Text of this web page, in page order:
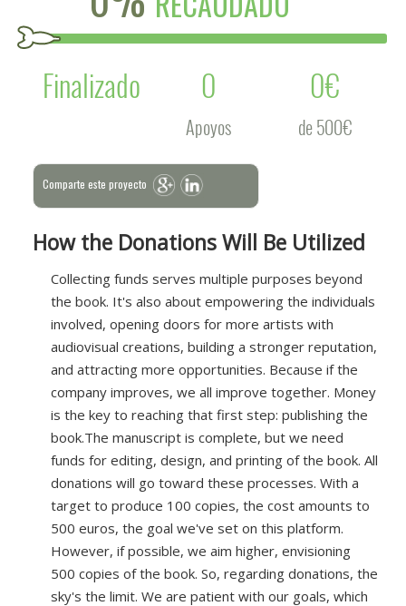
Finalizado
0
Apoyos
0€
de 500€
Comparte este proyecto
How the Donations Will Be Utilized
Collecting funds serves multiple purposes beyond
the book. It's also about empowering the individuals
involved, opening doors for more artists with
audiovisual creations, building a stronger reputation,
and attracting more opportunities. Because if the
company improves, we all improve together. Money
is the key to reaching that first step: publishing the
book.The manuscript is complete, but we need
funds for editing, design, and printing of the book. All
donations will go toward these processes. With a
target to produce 100 copies, the cost amounts to
500 euros, the goal we've set on this platform.
However, if possible, we aim higher, envisioning
500 copies of the book. So, regarding donations, the
sky's the limit. We are patient with our goals, which